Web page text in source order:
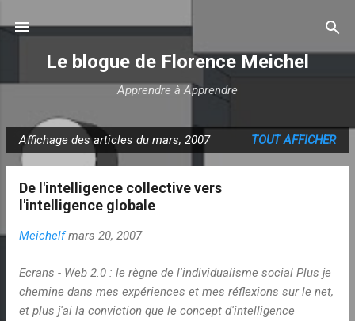
Le blogue de Florence Meichel
Apprendre à Apprendre
A
r
Affichage des articles du mars, 2007 TOUT AFFICHER
De l'intelligence collective vers
l'intelligence globale
Meichelf mars 20, 2007
Ecrans - Web 2.0 : le règne de l'individualisme social Plus je
chemine dans mes expériences et mes réflexions sur le net,
et plus j'ai la conviction que le concept d'intelligence